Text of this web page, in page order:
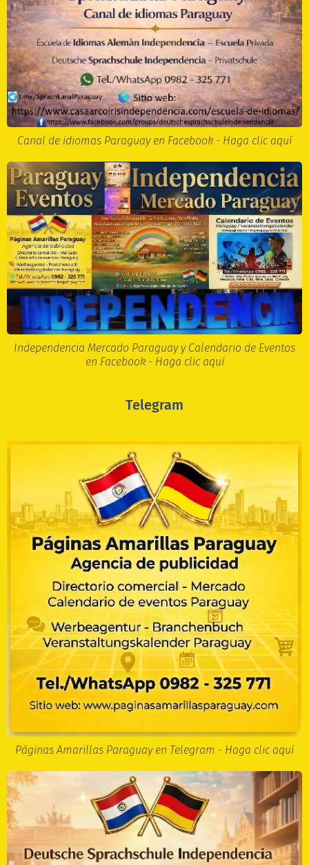
Canal de idiomas Paraguay en Facebook - Haga clic aquí
Independencia Mercado Paraguay y Calendario de Eventos
en Facebook - Haga clic aquí
Telegram
Páginas Amarillas Paraguay en Telegram - Haga clic aquí